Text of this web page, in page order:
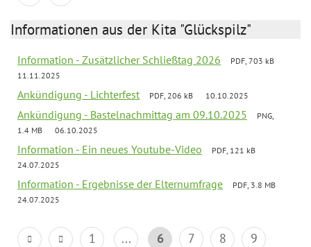
Informationen aus der Kita "Glückspilz"
Information - Zusätzlicher Schließtag 2026
PDF, 703 kB
11.11.2025
Ankündigung - Lichterfest PDF, 206 kB 10.10.2025
Ankündigung - Bastelnachmittag am 09.10.2025
PNG,
1.4 MB
06.10.2025
Information - Ein neues Youtube-Video
PDF, 121 kB
24.07.2025
Information - Ergebnisse der Elternumfrage
PDF, 3.8 MB
24.07.2025
1 ... 6 7 8
9